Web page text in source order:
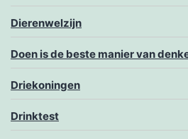
Dierenwelzijn
Doen is de beste manier van
Driekoningen
Drinktest